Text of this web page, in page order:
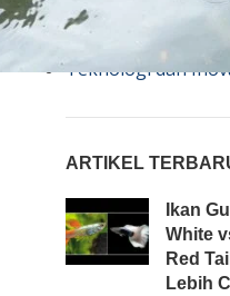
Pembesaran Ikan
Teknologi dan
ARTIKEL
Ikan
White
Red
Lebih